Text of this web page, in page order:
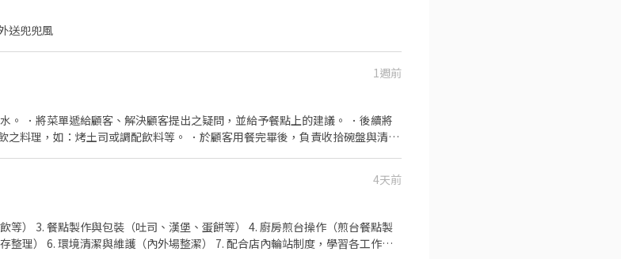
送兜兜風
1週前
。 ．將菜單遞給顧客、解決顧客提出之疑問，並給予餐點上的建議。 ．後續將
料理，如：烤土司或調配飲料等。 ．於顧客用餐完畢後，負責收拾碗盤與清理
4天前
等） 3. 餐點製作與包裝（吐司、漢堡、蛋餅等） 4. 廚房煎台操作（煎台餐點製
整理） 6. 環境清潔與維護（內外場整潔） 7. 配合店內輪站制度，學習各工作崗